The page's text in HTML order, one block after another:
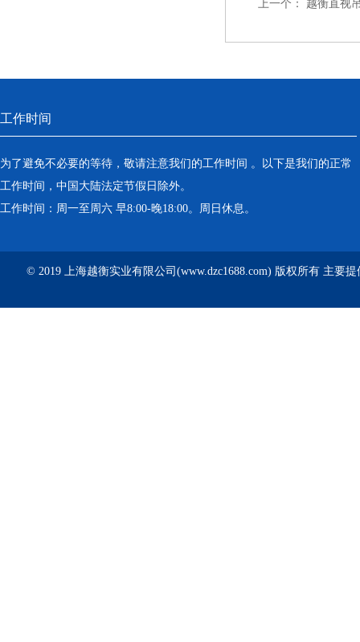
上一个： 越衡直视
工作时间
为了避免不必要的等待，敬请注意我们的工作时间 。以下是我们的正常
工作时间，中国大陆法定节假日除外。
工作时间：周一至周六 早8:00-晚18:00。周日休息。
© 2019 上海越衡实业有限公司(www.dzc1688.com) 版权所有 主要提